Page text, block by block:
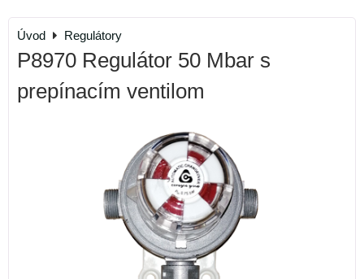
Úvod Regulátory
P8970 Regulátor 50 Mbar s
prepínacím ventilom